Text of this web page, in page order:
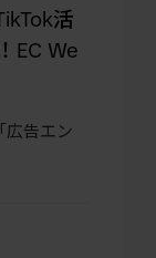
活
EC We
広告エン